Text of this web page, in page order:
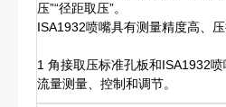
压”“径距取压”。
ISA1932喷嘴具有测量精度高、
1 角接取压标准孔板和ISA1932
流量测量、控制和调节。